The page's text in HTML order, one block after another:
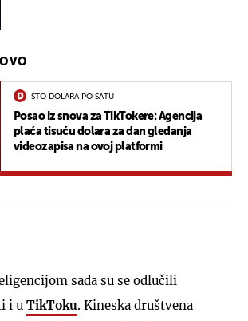
STO DOLARA PO SATU
Posao iz snova za TikTokere: Agencija
plaća tisuću dolara za dan gledanja
videozapisa na ovoj platformi
sada su se odlučili
i u TikToku. Kineska društvena